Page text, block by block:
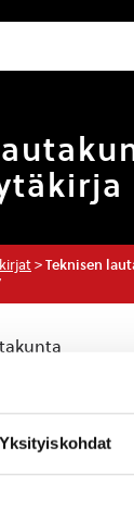
Yksityiskohdat
> Teknisen